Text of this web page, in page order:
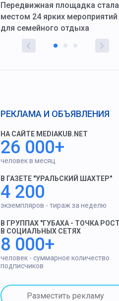
Передвижная площадка стала
местом 24 ярких мероприятий
для семейного отдыха
РЕКЛАМА И ОБЪЯВЛЕНИЯ
НА САЙТЕ MEDIAKUB.NET
26 000+
человек в месяц
В ГАЗЕТЕ "УРАЛЬСКИЙ ШАХТЕР"
4 200
экземпляров - тираж за неделю
В ГРУППАХ "ГУБАХА - ТОЧКА
В СОЦИАЛЬНЫХ СЕТЯХ
8 000+
человек - суммарное количество
подписчиков
Разместить рекламу